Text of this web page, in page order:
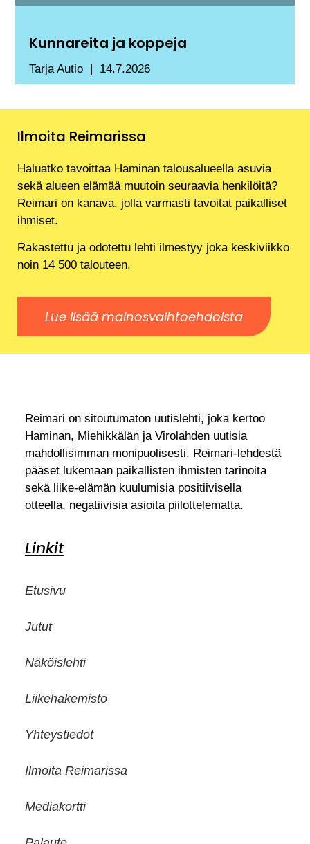
Kunnareita ja koppeja
Tarja Autio 14.7.2026
Ilmoita Reimarissa
Haluatko tavoittaa Haminan talousalueella asuvia
sekä alueen elämää muutoin seuraavia henkilöitä?
Reimari on kanava, jolla varmasti tavoitat paikalliset
ihmiset.
Rakastettu ja odotettu lehti ilmestyy joka keskiviikko
noin 14 500 talouteen.
Lue lisää mainosvaihtoehdoista
Reimari on sitoutumaton uutislehti, joka kertoo
Haminan, Miehikkälän ja Virolahden uutisia
mahdollisimman monipuolisesti. Reimari-lehdestä
pääset lukemaan paikallisten ihmisten tarinoita
sekä liike-elämän kuulumisia positiivisella
otteella, negatiivisia asioita piilottelematta.
Linkit
Etusivu
Jutut
Näköislehti
Liikehakemisto
Yhteystiedot
Ilmoita Reimarissa
Mediakortti